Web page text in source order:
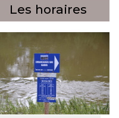
Les horaires